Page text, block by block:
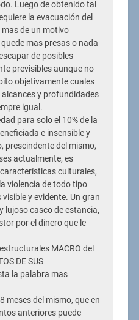
Luego de obtenido tal
la evacuación del
mas de un motivo
mas presas o nada
de posibles
previsibles aunque no
objetivamente cuales
y profundidades
igual.
para solo el 10% de la
e insensible y
prescindente del mismo,
actualmente, es
culturales,
violencia de todo tipo
y evidente. Un gran
lujoso casco de estancia,
por el dinero que le
MACRO del
DE SUS
la palabra mas
meses del mismo, que en
anteriores puede